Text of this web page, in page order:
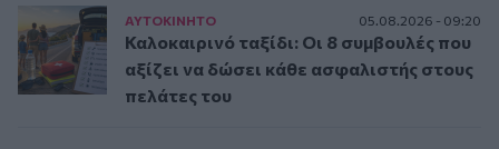
ΑΥΤΟΚΙΝΗΤΟ 05.08.2026 - 09:20
Καλοκαιρινό ταξίδι: Οι 8 συμβουλές που
αξίζει να δώσει κάθε ασφαλιστής στους
πελάτες του